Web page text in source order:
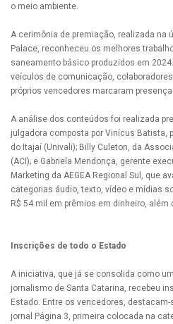
o meio ambiente.
A cerimônia de premiação, realizada na
Palace, reconheceu os melhores
saneamento básico produzidos em
veículos de comunicação,
próprios vencedores marcaram
A análise dos conteúdos foi realizada
julgadora composta por Vinícus Batista,
do Itajaí (Univali); Billy Culeton, da
(ACI); e Gabriela Mendonça, gerente
Marketing da AEGEA Regional Sul, que
categorias áudio, texto, vídeo e mídias
R$ 54 mil em prêmios em dinheiro,
Inscrições de todo o Estado
A iniciativa, que já se consolida como
jornalismo de Santa Catarina, recebeu
Estado. Entre os vencedores,
jornal Página 3, primeira colocada na